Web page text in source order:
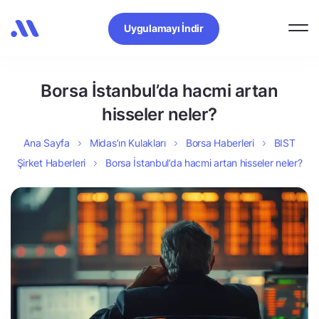
Uygulamayı İndir
Borsa İstanbul’da hacmi artan
hisseler neler?
Ana Sayfa Midas’ın Kulakları Borsa Haberleri
BIST
Şirket Haberleri
Borsa İstanbul’da hacmi artan hisseler neler?